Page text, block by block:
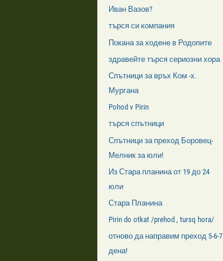
Иван Вазов?
търся си компания
Покана за ходене в Родопите
здравейте търся сериозни хора
Спътници за връх Ком -х.
Мургана
Pohod v Pirin
търся спътници
Спътници за преход Боровец-
Мелник за юли!
Из Стара планина от 19 до 24
юли
Стара Планина
Pirin do otkat /prehod , tursq hora/
отново да направим преход 5-6-7
дена!